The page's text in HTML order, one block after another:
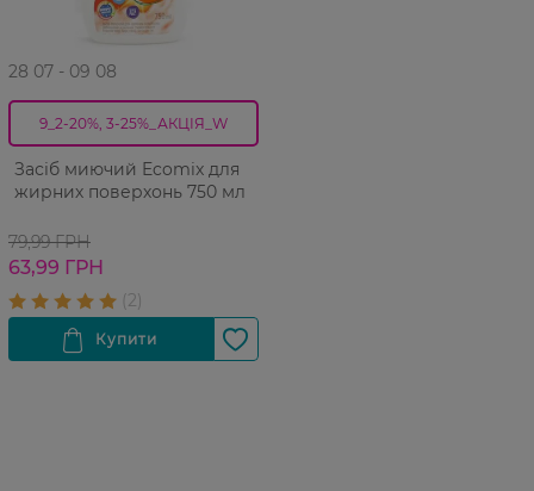
28 07 - 09 08
9_2-20%, 3-25%_АКЦІЯ_W
Засіб миючий Ecomix для
жирних поверхонь 750 мл
79,99 ГРН
63,99 ГРН